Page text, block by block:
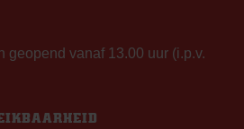
geopend vanaf 13.00 uur (i.p.v.